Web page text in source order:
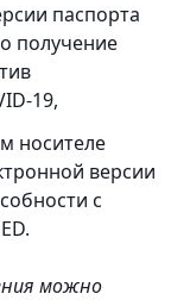
паспорта
получение
19,
носителе
версии
с
можно